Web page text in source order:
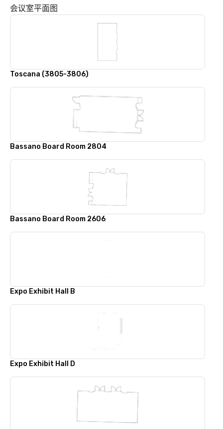
会议室平面图
Toscana (3805-3806)
Bassano Board Room 2804
Bassano Board Room 2606
Expo Exhibit Hall B
Expo Exhibit Hall D